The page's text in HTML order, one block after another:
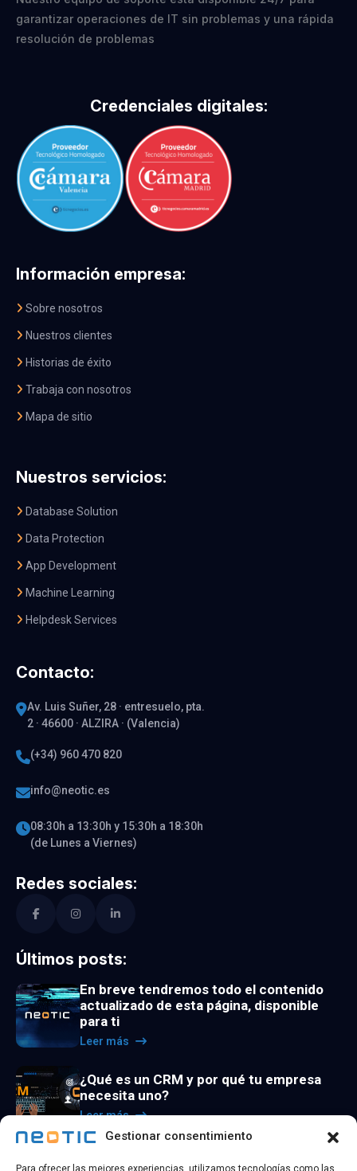
Gestionar consentimiento
Para ofrecer las mejores experiencias, utilizamos tecnologías como las
garantizar operaciones de IT sin problemas y una rápida
resolución de problemas
Credenciales digitales:
Información empresa:
Sobre nosotros
Nuestros clientes
Historias de éxito
Trabaja con nosotros
Mapa de sitio
Nuestros servicios:
Database Solution
Data Protection
App Development
Machine Learning
Helpdesk Services
Contacto:
Av. Luis Suñer, 28 · entresuelo, pta.
2 · 46600 · ALZIRA · (Valencia)
(+34) 960 470 820
info@neotic.es
08:30h a 13:30h y 15:30h a 18:30h
(de Lunes a Viernes)
Redes sociales:
Últimos posts:
En breve tendremos todo el contenido
actualizado de esta página, disponible
para ti
Leer más
¿Qué es un CRM y por qué tu empresa
necesita uno?
Leer más